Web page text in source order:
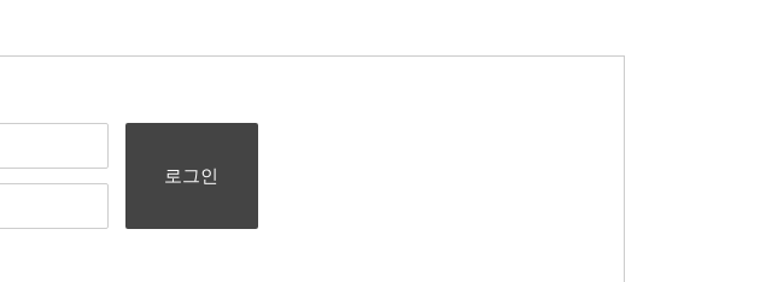
로그인